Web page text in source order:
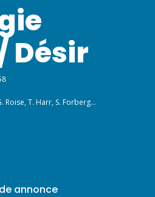
Désir
Roise, T. Harr, S. Forberg…
annonce